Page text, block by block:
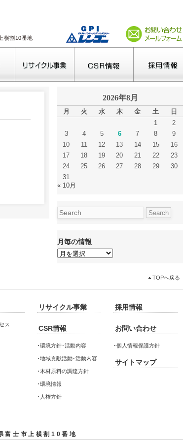
横割10番地
2026年8月
月 火 水 木 金 土
日
1
2
3
4 5 6 7 8
9
10
11 12 13 14 15
16
17
18 19 20 21 22
23
24
25 26 27 28 29
30
31
« 10月
月毎の情報
月
毎
TOPへ戻る
ス
リサイクル事業
CSR情報
･環境方針･活動内容
･地域貢献活動･活動内容
･ 木材原料の調達方針
･環境情報
･ 人権方針
採用情報
お問い合わせ
･個人情報保護方針
サイトマップ
士市上横割10番地